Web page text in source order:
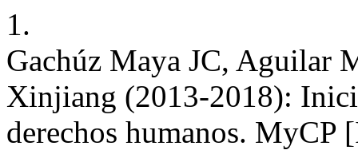
1.
Gachúz Maya JC, Aguilar
Xinjiang (2013-2018):
derechos humanos. MyCP